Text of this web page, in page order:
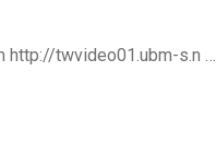
http://twvideo01.ubm-s.n …